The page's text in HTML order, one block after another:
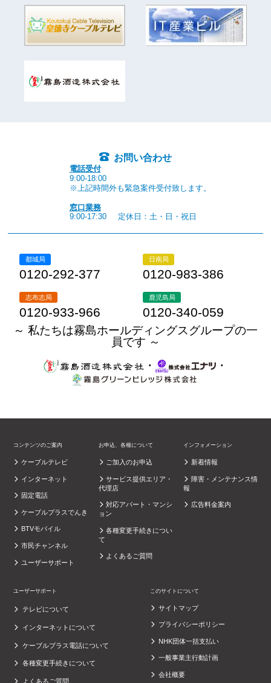
お問い合わせ
電話受付
9:00-18:00
※上記時間外も緊急案件受付致します。
窓口業務
9:00-17:30
定休日：土・日・祝日
都城局
0120-292-377
日南局
0120-983-386
志布志局
0120-933-966
鹿児島局
0120-340-059
～ 私たちは霧島ホールディングスグループの一
員です ～
・
・
コンテンツのご案内
ケーブルテレビ
インターネット
固定電話
ケーブルプラスでんき
BTVモバイル
市民チャンネル
ユーザーサポート
お申込、各種について
ご加入のお申込
サービス提供エリア・
代理店
対応アパート・マンシ
ョン
各種変更手続きについ
て
よくあるご質問
インフォメーション
新着情報
障害・メンテナンス情
報
広告料金案内
ユーザーサポート
テレビについて
インターネットについて
ケーブルプラス電話について
各種変更手続きについて
よくあるご質問
このサイトについて
サイトマップ
プライバシーポリシー
NHK団体一括支払い
一般事業主行動計画
会社概要